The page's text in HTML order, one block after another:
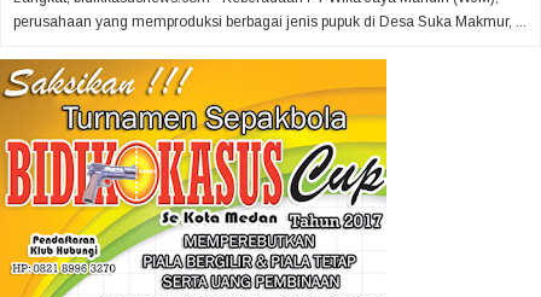
perusahaan yang memproduksi berbagai jenis pupuk di Desa Suka Makmur, ...